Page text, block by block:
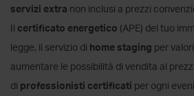
servizi extra non inclusi a prezzi
certificato energetico (APE) del tuo
legge, il servizio di home staging per
aumentare le possibilità di vendita al
di professionisti certificati per ogni